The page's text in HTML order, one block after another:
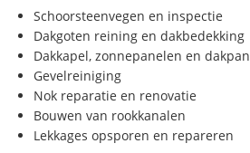
Schoorsteenvegen en inspectie
Dakgoten reining en dakbedekking
Dakkapel, zonnepanelen en
Gevelreiniging
Nok reparatie en renovatie
Bouwen van rookkanalen
Lekkages opsporen en repareren